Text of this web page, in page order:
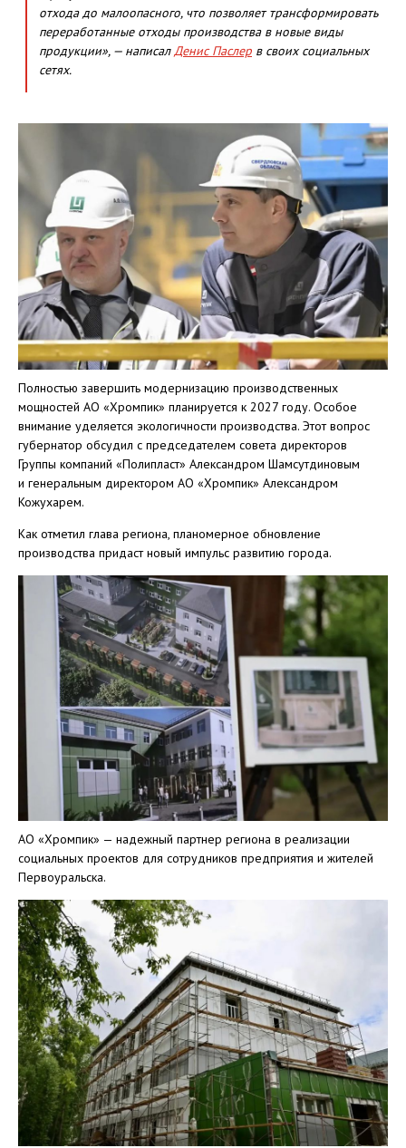
отхода до малоопасного, что позволяет трансформировать
переработанные отходы производства в новые виды
продукции», — написалДенис Паслер в своих социальных
сетях.
Полностью завершить модернизацию производственных
мощностей АО «Хромпик» планируется к 2027 году. Особое
внимание уделяется экологичности производства. Этот вопрос
губернатор обсудил с председателем совета директоров
Группы компаний «Полипласт» Александром Шамсутдиновым
и генеральным директором АО «Хромпик» Александром
Кожухарем.
Как отметил глава региона, планомерное обновление
производства придаст новый импульс развитию города.
АО «Хромпик» — надежный партнер региона в реализации
социальных проектов для сотрудников предприятия и жителей
Первоуральска.